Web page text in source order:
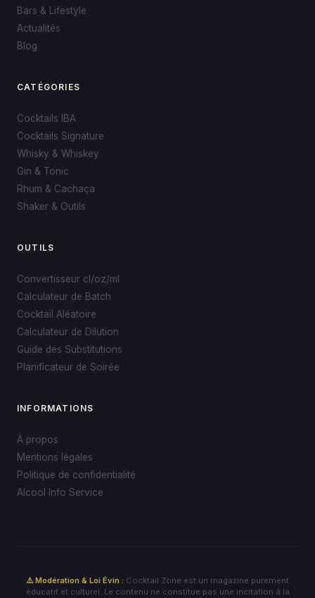
Bars & Lifestyle
Actualités
Blog
CATÉGORIES
Cocktails IBA
Cocktails Signature
Whisky & Whiskey
Gin & Tonic
Rhum & Cachaça
Shaker & Outils
OUTILS
Convertisseur cl/oz/ml
Calculateur de Batch
Cocktail Aléatoire
Calculateur de Dilution
Guide des Substitutions
Planificateur de Soirée
INFORMATIONS
À propos
Mentions légales
Politique de confidentialité
Alcool Info Service
⚠️ Modération & Loi Évin : Cocktail Zone est un magazine purement
éducatif et culturel. Le contenu ne constitue pas une incitation à la